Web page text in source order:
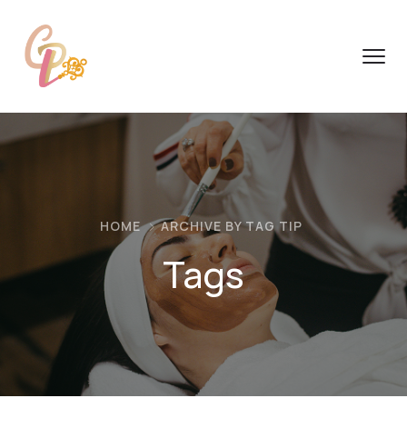
HOME ARCHIVE BY TAG TIP
Tags